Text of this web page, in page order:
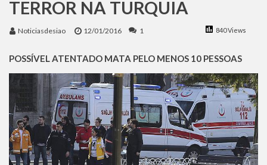
Benjamin Netanyahu faz discurso impactante no Congresso da JNS 2026
TERROR NA TURQUIA
Noticiasdesiao 12/01/2016 840 Views
1
POSSÍVEL ATENTADO MATA PELO MENOS 10 PESSOAS